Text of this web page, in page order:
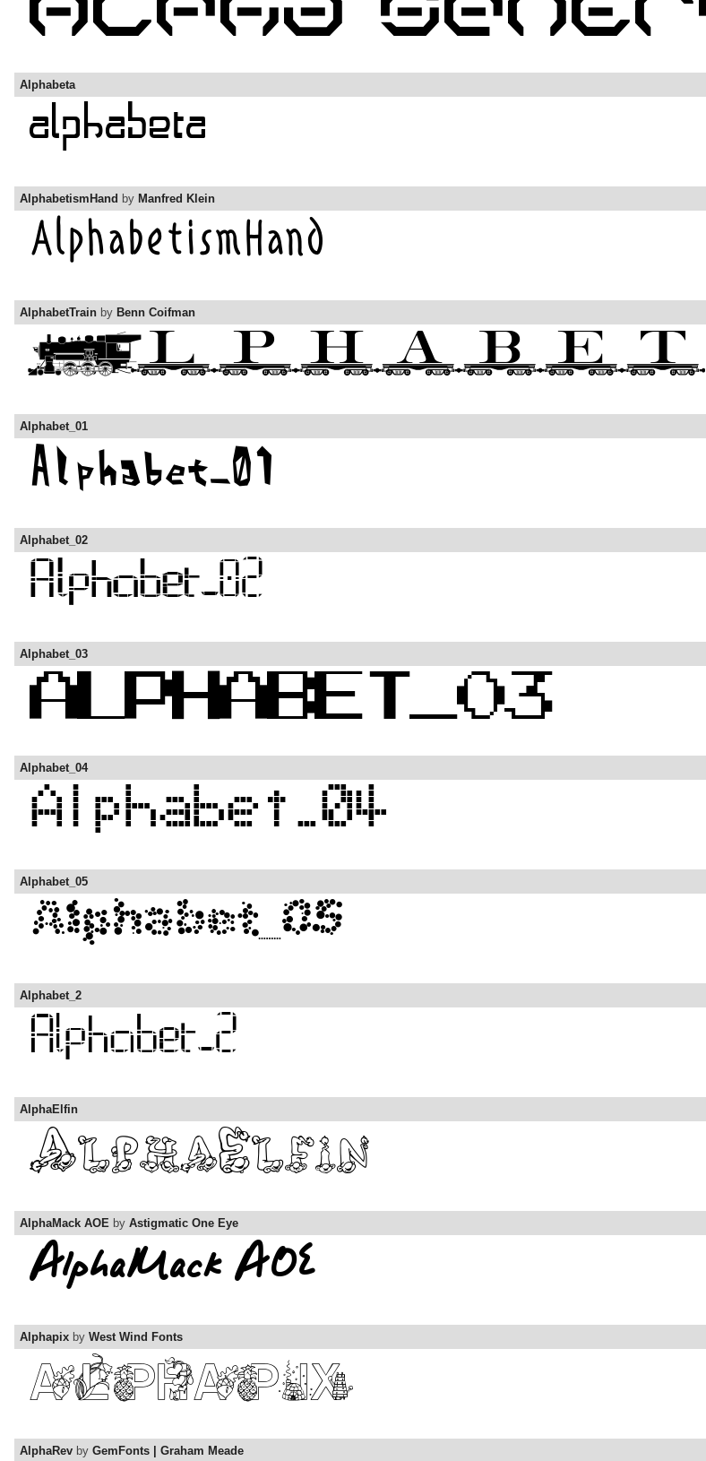
Alphabeta
AlphabetismHand by Manfred Klein
AlphabetTrain by Benn Coifman
Alphabet_01
Alphabet_02
Alphabet_03
Alphabet_04
Alphabet_05
Alphabet_2
AlphaElfin
AlphaMack AOE by Astigmatic One Eye
Alphapix by West Wind Fonts
AlphaRev by GemFonts | Graham Meade